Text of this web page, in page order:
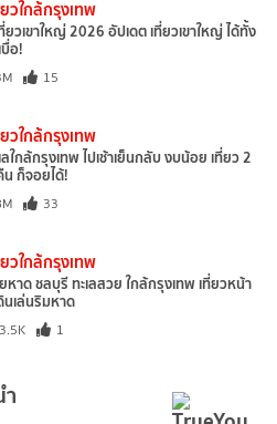
วใกล้กรุงเทพ
ยวเขาใหญ่ 2026 อัปเดต เที่ยวเขาใหญ่ ได้ทั้ง
อ!
15
วใกล้กรุงเทพ
ลใกล้กรุงเทพ ไปเช้าเย็นกลับ งบน้อย เที่ยว 2
ก็จอยได้!
33
วใกล้กรุงเทพ
หาด ชลบุรี ทะเลสวย ใกล้กรุงเทพ เที่ยวหน้า
นเล่นริมหาด
1